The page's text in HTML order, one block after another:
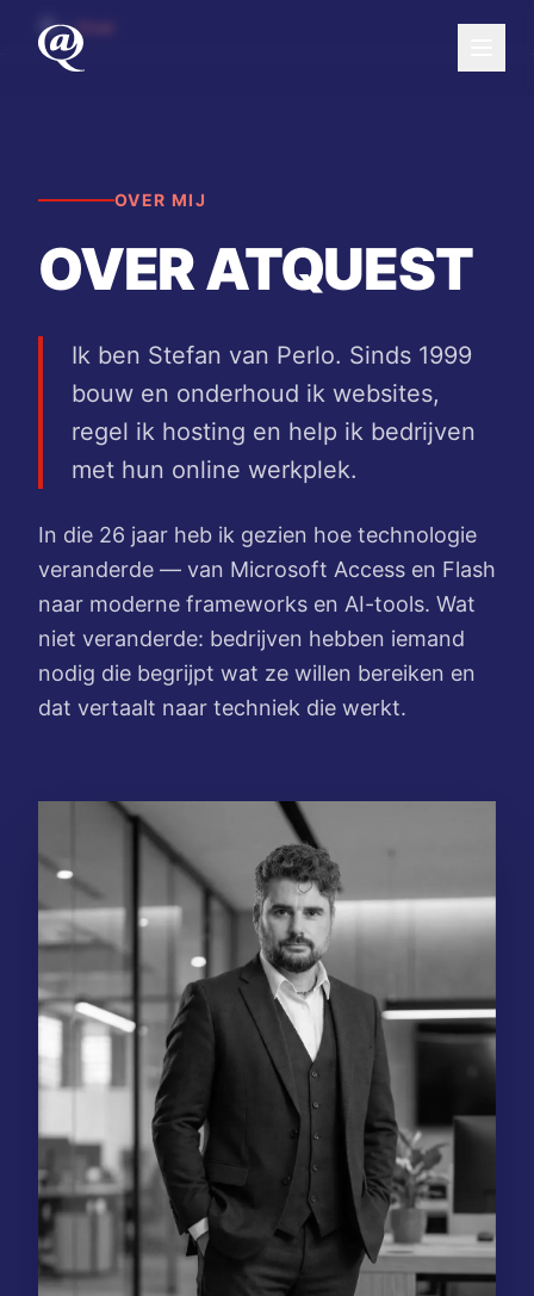
Over
OVER MIJ
OVER ATQUEST
Ik ben Stefan van Perlo. Sinds 1999
bouw en onderhoud ik websites,
regel ik hosting en help ik bedrijven
met hun online werkplek.
In die 26 jaar heb ik gezien hoe technologie
veranderde — van Microsoft Access en Flash
naar moderne frameworks en AI-tools. Wat
niet veranderde: bedrijven hebben iemand
nodig die begrijpt wat ze willen bereiken en
dat vertaalt naar techniek die werkt.